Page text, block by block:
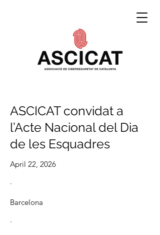
ASCICAT convidat a
l’Acte Nacional del Dia
de les Esquadres
April 22, 2026
·
Barcelona
·